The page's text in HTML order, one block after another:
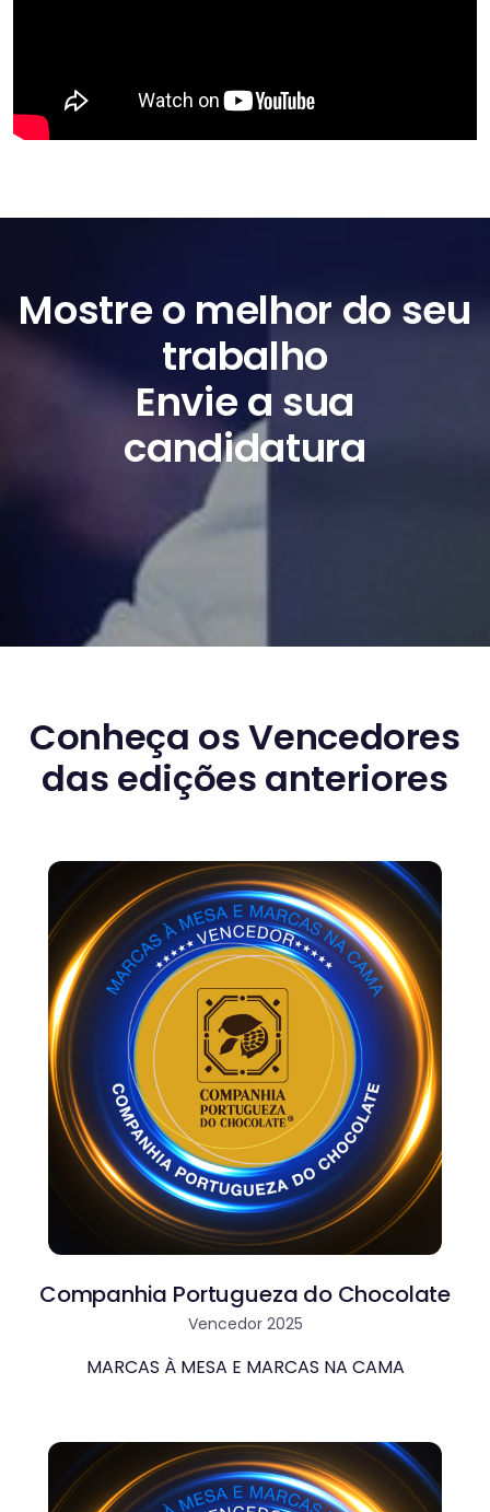
Mostre o melhor do seu
trabalho
Envie a sua
candidatura
Conheça os Vencedores
das edições anteriores
Companhia Portugueza do Chocolate
Vencedor 2025
MARCAS À MESA E MARCAS NA CAMA